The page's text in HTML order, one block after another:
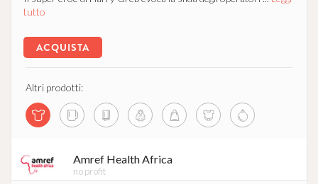
tutto
ACQUISTA
Altri prodotti:
Amref Health Africa
no profit